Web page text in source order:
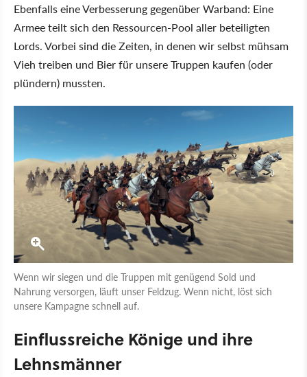
Ebenfalls eine Verbesserung gegenüber Warband: Eine
Armee teilt sich den Ressourcen-Pool aller beteiligten
Lords. Vorbei sind die Zeiten, in denen wir selbst mühsam
Vieh treiben und Bier für unsere Truppen kaufen (oder
plündern) mussten.
Wenn wir siegen und die Truppen mit genügend Sold und
Nahrung versorgen, läuft unser Feldzug. Wenn nicht, löst sich
unsere Kampagne schnell auf.
Einflussreiche Könige und ihre
Lehnsmänner